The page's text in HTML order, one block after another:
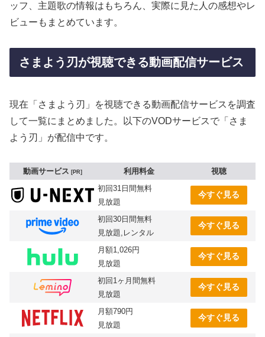
ッフ、主題歌の情報はもちろん、実際に見た人の感想やレ
ビューもまとめています。
さまよう刃が視聴できる動画配信サービス
現在「さまよう刃」を視聴できる動画配信サービスを調査
して一覧にまとめました。以下のVODサービスで「さま
よう刃」が配信中です。
動画サービス PR 利用料金
視聴
初回31日間無料
見放題
今すぐ見る
初回30日間無料
見放題,レンタル
今すぐ見る
月額1,026円
見放題
今すぐ見る
初回1ヶ月間無料
見放題
今すぐ見る
月額790円
見放題
今すぐ見る